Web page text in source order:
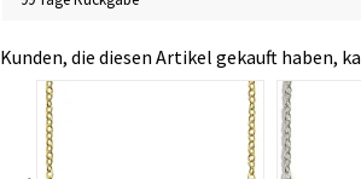
Kunden, die diesen Artikel gekauft haben,